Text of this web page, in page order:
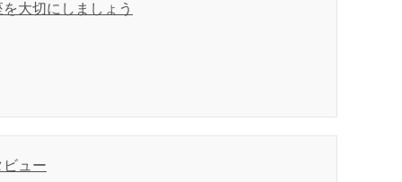
大切にしましょう
ュー